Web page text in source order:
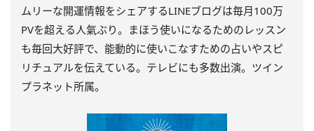
ムリーな開運情報をシェアするLINEブログは毎月100万
PVを超える人氣ぶり。まほう使いになるためのレッスン
も毎回大好評で、能動的に使いこなすための占いやスピ
リチュアルを伝えている。テレビにも多数出演。ツイン
プラネット所属。